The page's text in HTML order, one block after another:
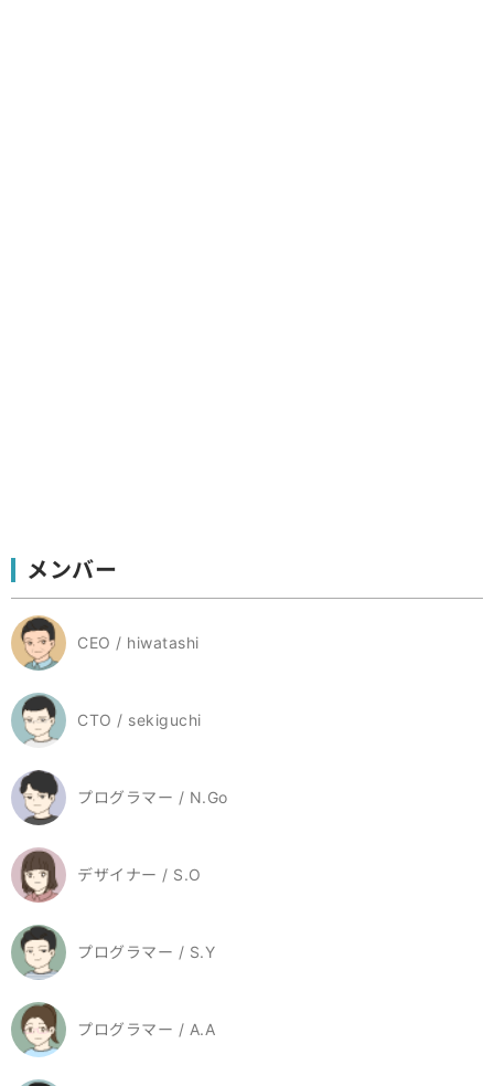
メンバー
CEO / hiwatashi
CTO / sekiguchi
プログラマー / N.Go
デザイナー / S.O
プログラマー / S.Y
プログラマー / A.A